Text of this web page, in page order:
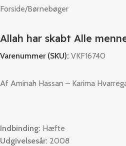
Forside/Børnebøger
Allah har skabt Alle
Varenummer (SKU): VKF16740
Af Aminah Hassan – Karima
Indbinding: Hæfte
Udgivelsesår: 2008